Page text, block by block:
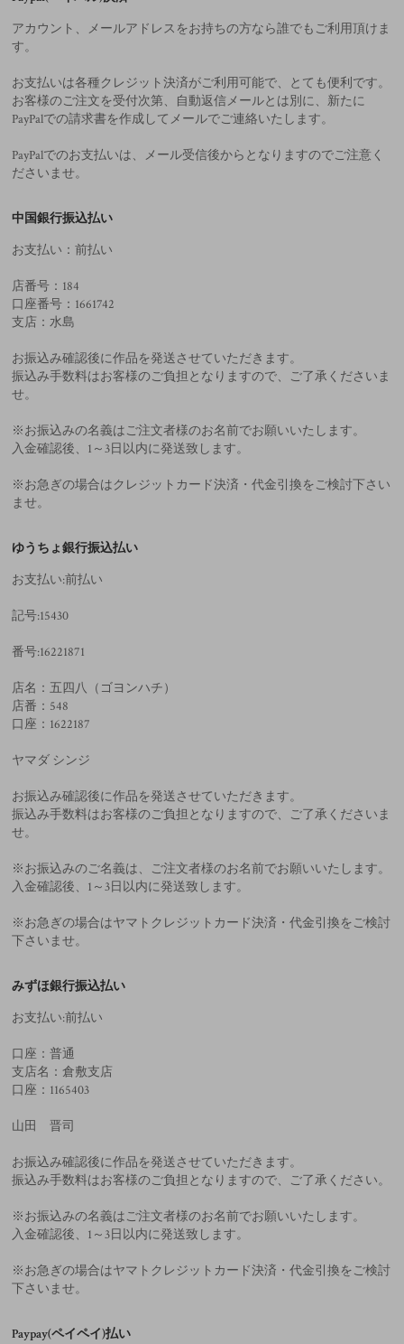
アカウント、メールアドレスをお持ちの方なら誰でもご利用頂けま
す。
お支払いは各種クレジット決済がご利用可能で、とても便利です。
お客様のご注文を受付次第、自動返信メールとは別に、新たに
PayPalでの請求書を作成してメールでご連絡いたします。
PayPalでのお支払いは、メール受信後からとなりますのでご注意く
ださいませ。
中国銀行振込払い
お支払い：前払い
店番号：184
口座番号：1661742
支店：水島
お振込み確認後に作品を発送させていただきます。
振込み手数料はお客様のご負担となりますので、ご了承くださいま
せ。
※お振込みの名義はご注文者様のお名前でお願いいたします。
入金確認後、1～3日以内に発送致します。
※お急ぎの場合はクレジットカード決済・代金引換をご検討下さい
ませ。
ゆうちょ銀行振込払い
お支払い:前払い
記号:15430
番号:16221871
店名：五四八（ゴヨンハチ）
店番：548
口座：1622187
ヤマダ シンジ
お振込み確認後に作品を発送させていただきます。
振込み手数料はお客様のご負担となりますので、ご了承くださいま
せ。
※お振込みのご名義は、ご注文者様のお名前でお願いいたします。
入金確認後、1～3日以内に発送致します。
※お急ぎの場合はヤマトクレジットカード決済・代金引換をご検討
下さいませ。
みずほ銀行振込払い
お支払い:前払い
口座：普通
支店名：倉敷支店
口座：1165403
山田 晋司
お振込み確認後に作品を発送させていただきます。
振込み手数料はお客様のご負担となりますので、ご了承ください。
※お振込みの名義はご注文者様のお名前でお願いいたします。
入金確認後、1～3日以内に発送致します。
※お急ぎの場合はヤマトクレジットカード決済・代金引換をご検討
下さいませ。
Paypay(ペイペイ)払い